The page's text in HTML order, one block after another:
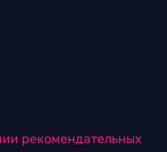
рекомендательных